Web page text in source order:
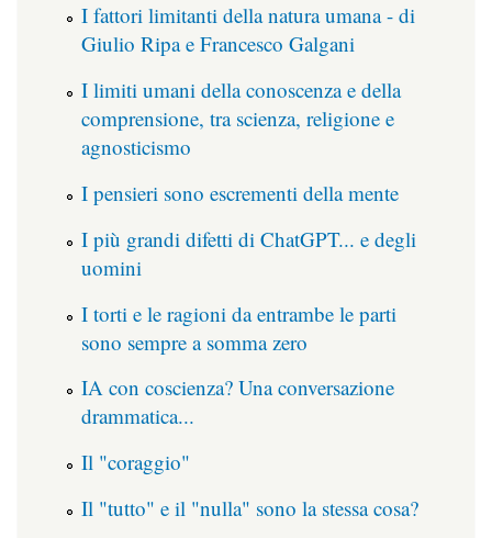
I fattori limitanti della natura umana - di
Giulio Ripa e Francesco Galgani
I limiti umani della conoscenza e della
comprensione, tra scienza, religione e
agnosticismo
I pensieri sono escrementi della mente
I più grandi difetti di ChatGPT... e degli
uomini
I torti e le ragioni da entrambe le parti
sono sempre a somma zero
IA con coscienza? Una conversazione
drammatica...
Il "coraggio"
Il "tutto" e il "nulla" sono la stessa cosa?